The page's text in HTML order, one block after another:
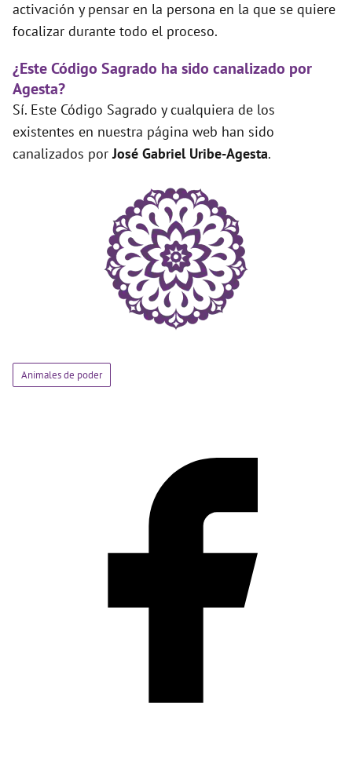
activación y pensar en la persona en la que se quiere
focalizar durante todo el proceso.
¿Este Código Sagrado ha sido canalizado por
Agesta?
Sí. Este Código Sagrado y cualquiera de los
existentes en nuestra página web han sido
canalizados porJosé Gabriel Uribe-Agesta.
Animales de poder